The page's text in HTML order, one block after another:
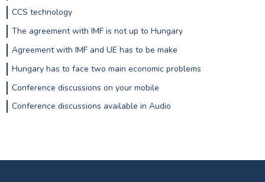
CCS technology
The agreement with IMF is not up to Hungary
Agreement with IMF and UE has to be make
Hungary has to face two main economic problems
Conference discussions on your mobile
Conference discussions available in Audio